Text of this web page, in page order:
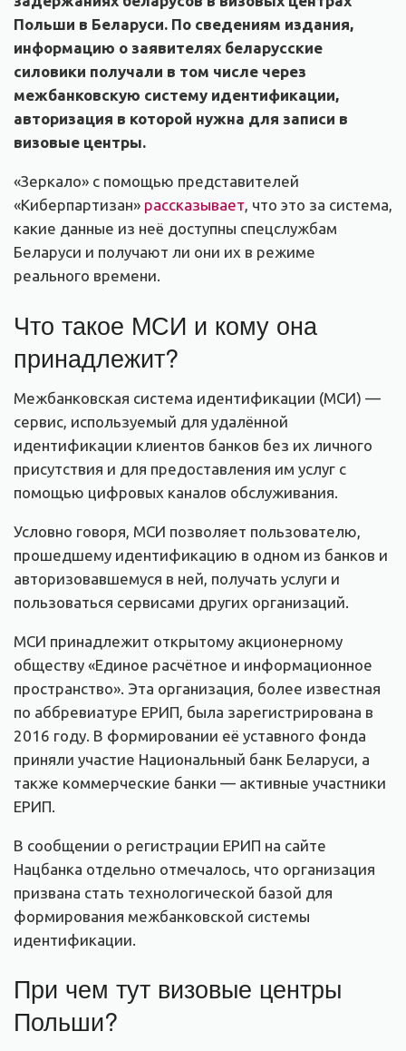
Польши в Беларуси. По сведениям издания,
информацию о заявителях беларусские
силовики получали в том числе через
межбанковскую систему идентификации,
авторизация в которой нужна для записи в
визовые центры.
«Зеркало» с помощью представителей
«Киберпартизан» рассказывает, что это за система,
какие данные из неё доступны спецслужбам
Беларуси и получают ли они их в режиме
реального времени.
Что такое МСИ и кому она
принадлежит?
Межбанковская система идентификации (МСИ) —
сервис, используемый для удалённой
идентификации клиентов банков без их личного
присутствия и для предоставления им услуг с
помощью цифровых каналов обслуживания.
Условно говоря, МСИ позволяет пользователю,
прошедшему идентификацию в одном из банков и
авторизовавшемуся в ней, получать услуги и
пользоваться сервисами других организаций.
МСИ принадлежит открытому акционерному
обществу «Единое расчётное и информационное
пространство». Эта организация, более известная
по аббревиатуре ЕРИП, была зарегистрирована в
2016 году. В формировании её уставного фонда
приняли участие Национальный банк Беларуси, а
также коммерческие банки — активные участники
ЕРИП.
В сообщении о регистрации ЕРИП на сайте
Нацбанка отдельно отмечалось, что организация
призвана стать технологической базой для
формирования межбанковской системы
идентификации.
При чем тут визовые центры
Польши?